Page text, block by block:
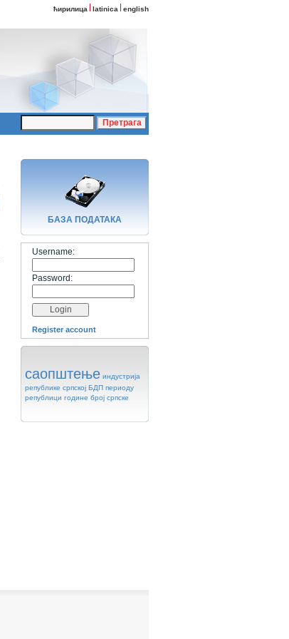
ћирилица latinica english
БАЗA ПОДАТАКА
Username:
Password:
Register account
саопштење индустрија
републике српској БДП периоду
републици године број српске